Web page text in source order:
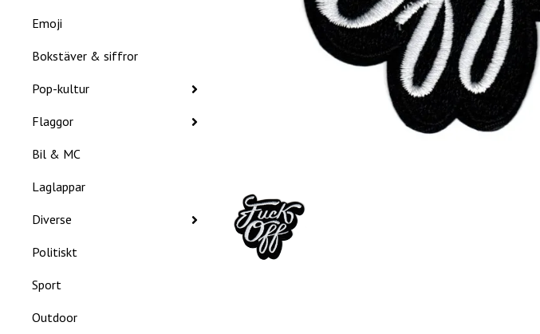
Emoji
Bokstäver & siffror
Pop-kultur
Flaggor
Bil & MC
Laglappar
Diverse
Politiskt
Sport
Outdoor